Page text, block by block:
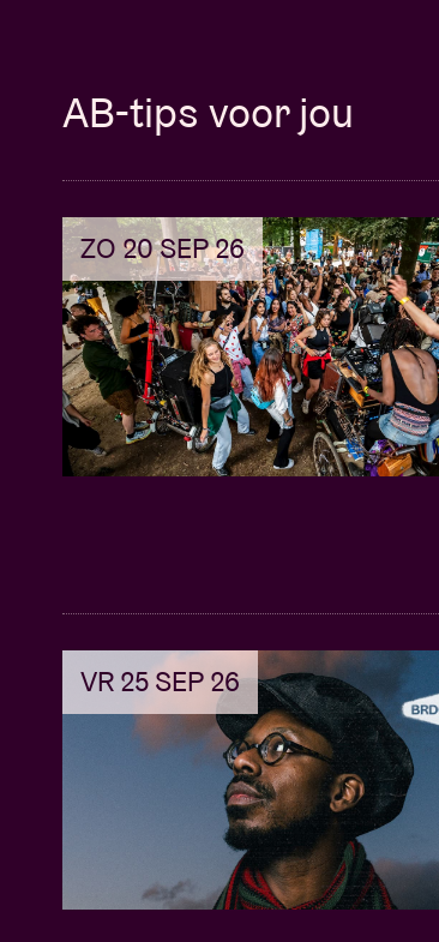
AB-tips voor jou
ZO 20 SEP 26
VR 25 SEP 26